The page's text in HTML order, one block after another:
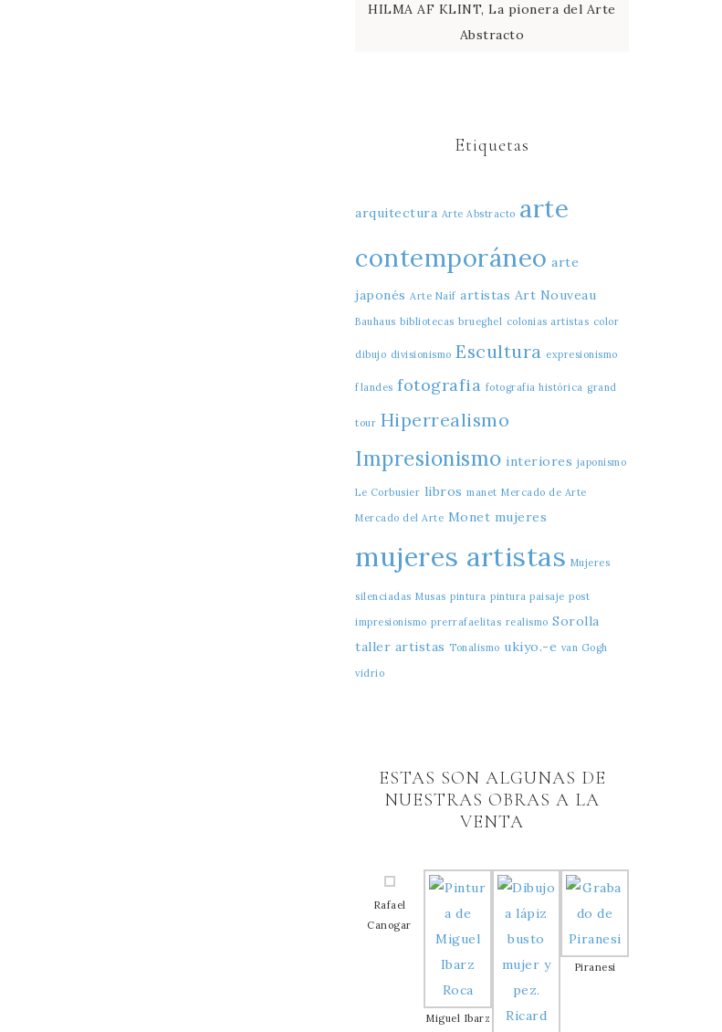
HILMA AF KLINT, La pionera del Arte
Abstracto
Etiquetas
arquitectura Arte Abstracto arte
contemporáneo arte
japonés Arte Naíf artistas Art Nouveau
Bauhaus bibliotecas brueghel colonias artistas color
dibujo divisionismo Escultura expresionismo
flandes fotografia fotografia histórica grand
tour Hiperrealismo
Impresionismo interiores japonismo
Le Corbusier libros manet Mercado de Arte
Mercado del Arte Monet mujeres
mujeres artistas Mujeres
silenciadas Musas pintura pintura paisaje post
impresionismo prerrafaelitas realismo Sorolla
taller artistas Tonalismo ukiyo.-e van Gogh
vidrio
ESTAS SON ALGUNAS DE
NUESTRAS OBRAS A LA
VENTA
Rafael
Canogar
Miguel Ibarz
Piranesi